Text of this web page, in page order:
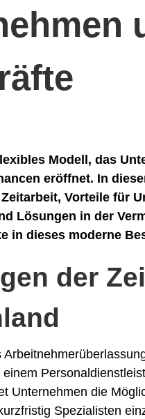
Modell, das
eröffnet. In
Vorteile für
Lösungen in der
in dieses moderne
der
Unternehmen die
Spezialisten